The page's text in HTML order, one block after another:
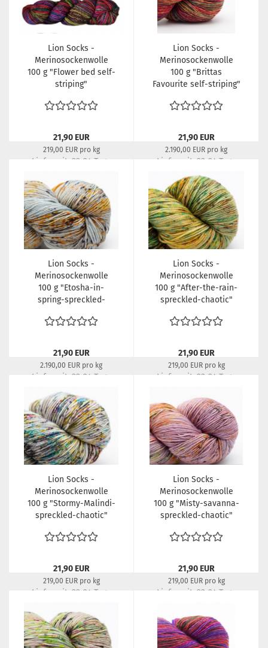
Lion Socks -
Merinosockenwolle
100 g "Flower bed self-
striping"
21,90 EUR
219,00 EUR pro kg
Lieferzeit: 22-24 Tage
Lion Socks -
Merinosockenwolle
100 g "Brittas
Favourite self-striping"
21,90 EUR
2.190,00 EUR pro kg
Lieferzeit: 22-24 Tage
Lion Socks -
Merinosockenwolle
100 g "Etosha-in-
spring-spreckled-
21,90 EUR
2.190,00 EUR pro kg
Lieferzeit: 22-24 Tage
Lion Socks -
Merinosockenwolle
100 g "After-the-rain-
spreckled-chaotic"
21,90 EUR
219,00 EUR pro kg
Lieferzeit: 22-24 Tage
Lion Socks -
Merinosockenwolle
100 g "Stormy-Malindi-
spreckled-chaotic"
21,90 EUR
219,00 EUR pro kg
Lieferzeit: 22-24 Tage
Lion Socks -
Merinosockenwolle
100 g "Misty-savanna-
spreckled-chaotic"
21,90 EUR
219,00 EUR pro kg
Lieferzeit: 22-24 Tage